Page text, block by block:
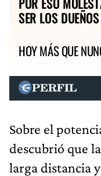
SER LOS
HOY MÁS QUE
Sobre el
descubrió que
larga distancia